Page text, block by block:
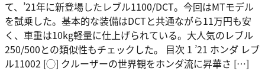
て、’21年に新登場したレブル1100/DCT。今回はMTモデル
を試乗した。基本的な装備はDCTと共通ながら11万円も安
く、車重は10kg軽量に仕上げられている。大人気のレブル
250/500との類似性もチェックした。 目次 1 ’21 ホンダ レブ
ル11002 [◯] クルーザーの世界観をホンダ流に昇華さ […]